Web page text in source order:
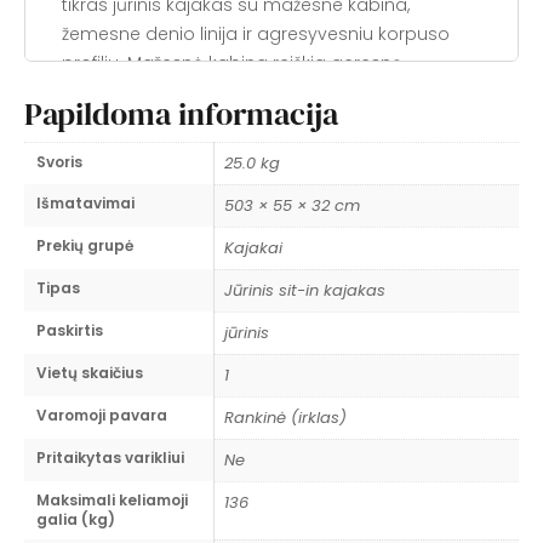
tikras jūrinis kajakas su mažesne kabina,
žemesne denio linija ir agresyvesniu korpuso
profiliu. Mažesnė kabina reiškia geresnę
kajaku per kojas ir klubus.
Pagrindiniai privalumai
✔503 cm x 55 cm jūrinis korpusas
greitas, tiksliai reaguojantis. Hard chine dizainas
suteikia aiškias kanting pozicijas ir
prognozuojamą elgesį bangose.
✔ 25 kg svoris
— vienas lengviausių
polietileninių jūrinių kajakų. Lengva transportuoti
ir nešti iki vandens.
Integruotas skegas— nuleidžiamas skegas
padeda išlaikyti kryptį šoniniame vėjyje. Kitaip
nei vairas, skegas netrukdo mokytis teisingos
irklavimo technikos.
Papildoma informacija
Svoris 25.0 kg
Išmatavimai 503 × 55 × 32 cm
Prekių grupė Kajakai
Tipas Jūrinis sit-in kajakas
Paskirtis jūrinis
Vietų skaičius 1
Varomoji pavara Rankinė (irklas)
Pritaikytas varikliui Ne
Maksimali keliamoji
galia (kg)
136